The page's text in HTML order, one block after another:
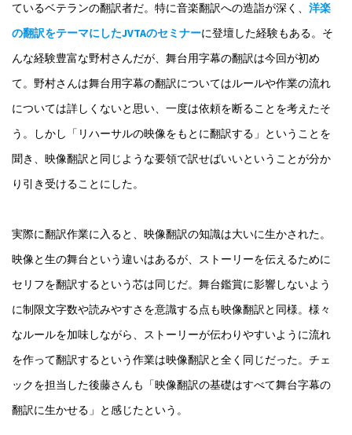
ているベテランの翻訳者だ。特に音楽翻訳への造詣が深く、 洋楽
の翻訳をテーマにしたJVTAのセミナーに登壇した経験もある。そ
んな経験豊富な野村さんだが、舞台用字幕の翻訳は今回が初め
て。野村さんは舞台用字幕の翻訳についてはルールや作業の流れ
については詳しくないと思い、一度は依頼を断ることを考えたそ
う。しかし「リハーサルの映像をもとに翻訳する」ということを
聞き、映像翻訳と同じような要領で訳せばいいということが分か
り引き受けることにした。
実際に翻訳作業に入ると、映像翻訳の知識は大いに生かされた。
映像と生の舞台という違いはあるが、ストーリーを伝えるために
セリフを翻訳するという芯は同じだ。舞台鑑賞に影響しないよう
に制限文字数や読みやすさを意識する点も映像翻訳と同様。様々
なルールを加味しながら、ストーリーが伝わりやすいように流れ
を作って翻訳するという作業は映像翻訳と全く同じだった。チェ
ックを担当した後藤さんも「映像翻訳の基礎はすべて舞台字幕の
翻訳に生かせる」と感じたという。